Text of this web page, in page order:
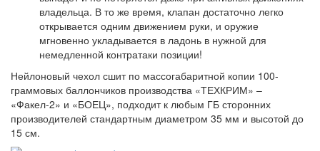
владельца. В то же время, клапан достаточно легко
открывается одним движением руки, и оружие
мгновенно укладывается в ладонь в нужной для
немедленной контратаки позиции!
Нейлоновый чехол сшит по массогабаритной копии 100-
граммовых баллончиков производства «ТЕХКРИМ» –
«Факел-2» и «БОЕЦ», подходит к любым ГБ сторонних
производителей стандартным диаметром 35 мм и высотой до
15 см.